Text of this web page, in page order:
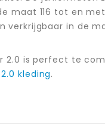
maat 116 tot en met
verkrijgbaar in de
2.0 is perfect te
kleding.